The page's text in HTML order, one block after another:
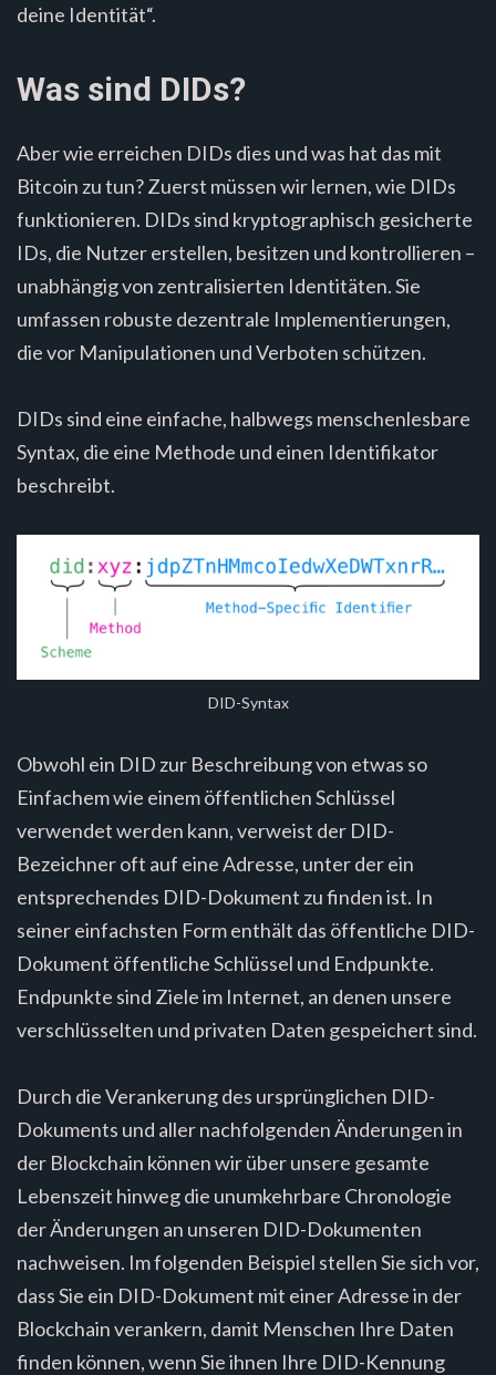
deine Identität“.
Was sind DIDs?
Aber wie erreichen DIDs dies und was hat das mit
Bitcoin zu tun? Zuerst müssen wir lernen, wie DIDs
funktionieren. DIDs sind kryptographisch gesicherte
IDs, die Nutzer erstellen, besitzen und kontrollieren –
unabhängig von zentralisierten Identitäten. Sie
umfassen robuste dezentrale Implementierungen,
die vor Manipulationen und Verboten schützen.
DIDs sind eine einfache, halbwegs menschenlesbare
Syntax, die eine Methode und einen Identifikator
beschreibt.
DID-Syntax
Obwohl ein DID zur Beschreibung von etwas so
Einfachem wie einem öffentlichen Schlüssel
verwendet werden kann, verweist der DID-
Bezeichner oft auf eine Adresse, unter der ein
entsprechendes DID-Dokument zu finden ist. In
seiner einfachsten Form enthält das öffentliche DID-
Dokument öffentliche Schlüssel und Endpunkte.
Endpunkte sind Ziele im Internet, an denen unsere
verschlüsselten und privaten Daten gespeichert sind.
Durch die Verankerung des ursprünglichen DID-
Dokuments und aller nachfolgenden Änderungen in
der Blockchain können wir über unsere gesamte
Lebenszeit hinweg die unumkehrbare Chronologie
der Änderungen an unseren DID-Dokumenten
nachweisen. Im folgenden Beispiel stellen Sie sich vor,
dass Sie ein DID-Dokument mit einer Adresse in der
Blockchain verankern, damit Menschen Ihre Daten
finden können, wenn Sie ihnen Ihre DID-Kennung